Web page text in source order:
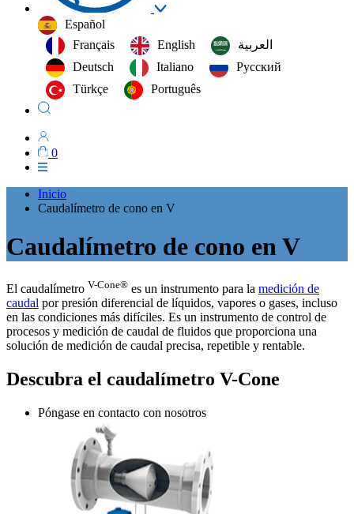
Español
Français
English
العربية‏
Deutsch
Italiano
Русский
Türkçe
Português
0
Inicio
Caudalímetro de cono en V
Caudalímetro de cono en V
El caudalímetro V-Cone® es un instrumento para la medición de
caudal por presión diferencial de líquidos, vapores o gases, incluso
en las condiciones más difíciles. Es un instrumento de control de
procesos y medición de caudal de fluidos que proporciona una
solución de medición de caudal precisa, repetible y rentable.
Descubra el caudalímetro V-Cone
Póngase en contacto con nosotros